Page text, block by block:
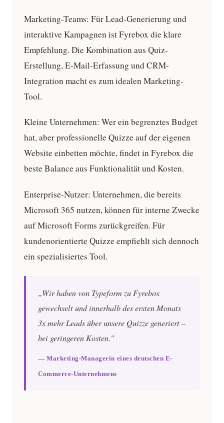
Marketing-Teams: Für Lead-Generierung und
interaktive Kampagnen ist Fyrebox die klare
Empfehlung. Die Kombination aus Quiz-
Erstellung, E-Mail-Erfassung und CRM-
Integration macht es zum idealen Marketing-
Tool.
Kleine Unternehmen: Wer ein begrenztes Budget
hat, aber professionelle Quizze auf der eigenen
Website einbetten möchte, findet in Fyrebox die
beste Balance aus Funktionalität und Kosten.
Enterprise-Nutzer: Unternehmen, die bereits
Microsoft 365 nutzen, können für interne Zwecke
auf Microsoft Forms zurückgreifen. Für
kundenorientierte Quizze empfiehlt sich dennoch
ein spezialisiertes Tool.
„Wir haben von Typeform zu Fyrebox
gewechselt und innerhalb des ersten Monats
3x mehr Leads über unsere Quizze generiert –
bei geringeren Kosten."
— Marketing-Managerin eines deutschen E-
Commerce-Unternehmens